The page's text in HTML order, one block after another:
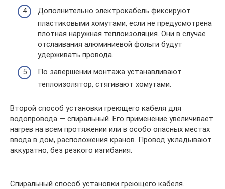
Дополнительно электрокабель фиксируют
пластиковыми хомутами, если не предусмотрена
плотная наружная теплоизоляция. Они в случае
отслаивания алюминиевой фольги будут
удерживать провода.
По завершении монтажа устанавливают
теплоизолятор, стягивают хомутами.
Второй способ установки греющего кабеля для
водопровода — спиральный. Его применение увеличивает
нагрев на всем протяжении или в особо опасных местах
ввода в дом, расположения кранов. Провод укладывают
аккуратно, без резкого изгибания.
Спиральный способ установки греющего кабеля.